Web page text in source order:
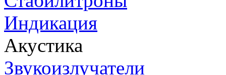
Индикация
Акустика
Звукоизлучатели